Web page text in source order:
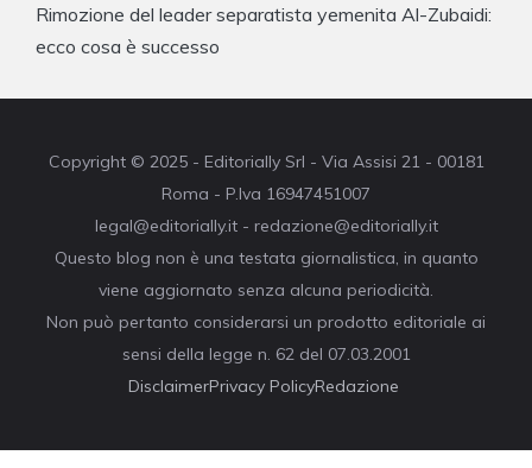
Rimozione del leader separatista yemenita Al-Zubaidi:
ecco cosa è successo
Copyright © 2025 - Editorially Srl - Via Assisi 21 - 00181
Roma - P.Iva 16947451007
legal@editorially.it - redazione@editorially.it
Questo blog non è una testata giornalistica, in quanto
viene aggiornato senza alcuna periodicità.
Non può pertanto considerarsi un prodotto editoriale ai
sensi della legge n. 62 del 07.03.2001
DisclaimerPrivacy PolicyRedazione